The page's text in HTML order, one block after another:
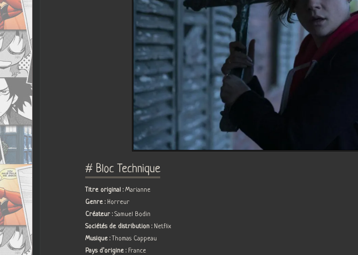
# Bloc Technique
Titre original :Marianne
Genre : Horreur
Créateur :Samuel Bodin
Sociétés de distribution : Netflix
Musique : Thomas Cappeau
Pays d’origine : France